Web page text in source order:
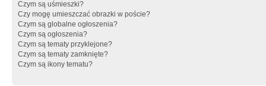
Czym są uśmieszki?
Czy mogę umieszczać obrazki w poście?
Czym są globalne ogłoszenia?
Czym są ogłoszenia?
Czym są tematy przyklejone?
Czym są tematy zamknięte?
Czym są ikony tematu?